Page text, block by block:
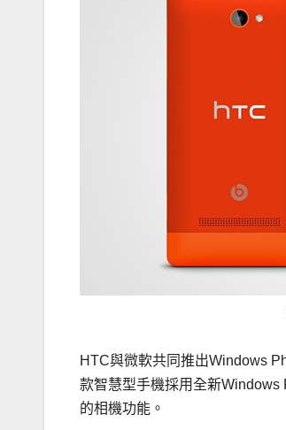
HTC與微軟共同推出Windows
款智慧型手機採用全新
的相機功能。